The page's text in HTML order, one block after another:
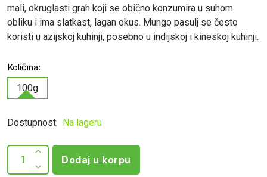
mali, okruglasti grah koji se obično konzumira u suhom
obliku i ima slatkast, lagan okus. Mungo pasulj se često
koristi u azijskoj kuhinji, posebno u indijskoj i kineskoj kuhinji.
Količina:
100g
Dostupnost: Na lageru
Dodaj u korpu